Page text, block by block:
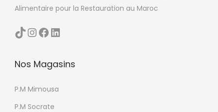
Alimentaire pour la Restauration au Maroc
TikTok InstagramFacebook LinkedIn
Nos Magasins
P.M Mimousa
P.M Socrate